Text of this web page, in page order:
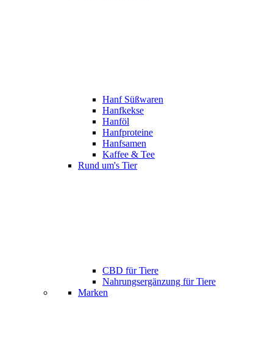
Hanf Süßwaren
Hanfkekse
Hanföl
Hanfproteine
Hanfsamen
Kaffee & Tee
Rund um's Tier
CBD für Tiere
Nahrungsergänzung für Tiere
Marken